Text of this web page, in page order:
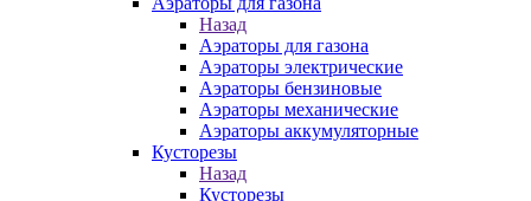
Назад
Аэраторы для газона
Аэраторы электрические
Аэраторы бензиновые
Аэраторы механические
Аэраторы аккумуляторные
Кусторезы
Назад
Кусторезы